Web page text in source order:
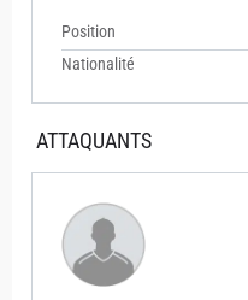
Position
Nationalité
ATTAQUANTS